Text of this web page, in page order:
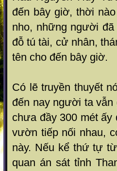
đến bây giờ, thời
nho, những người
đỗ tú tài, cử nhân,
tên cho đến bây giờ.
Có lẽ truyền thuyết
đến nay người ta
chưa đầy 300 mét
vườn tiếp nối nhau,
này. Nếu kể thứ tự
quan án sát tỉnh